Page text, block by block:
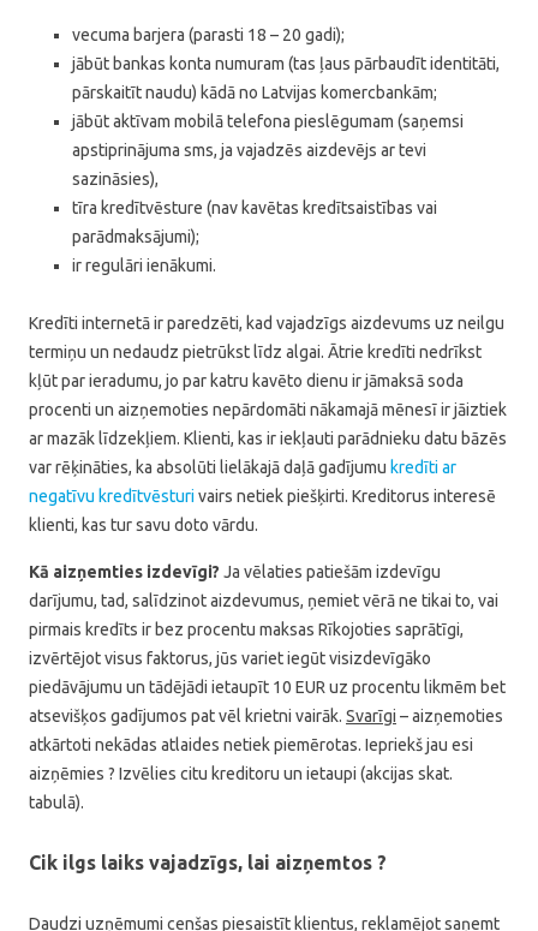
vecuma barjera (parasti 18 – 20 gadi);
jābūt bankas konta numuram (tas ļaus pārbaudīt identitāti,
pārskaitīt naudu) kādā no Latvijas komercbankām;
jābūt aktīvam mobilā telefona pieslēgumam (saņemsi
apstiprinājuma sms, ja vajadzēs aizdevējs ar tevi
sazināsies),
tīra kredītvēsture (nav kavētas kredītsaistības vai
parādmaksājumi);
ir regulāri ienākumi.
Kredīti internetā ir paredzēti, kad vajadzīgs aizdevums uz neilgu
termiņu un nedaudz pietrūkst līdz algai. Ātrie kredīti nedrīkst
kļūt par ieradumu, jo par katru kavēto dienu ir jāmaksā soda
procenti un aizņemoties nepārdomāti nākamajā mēnesī ir jāiztiek
ar mazāk līdzekļiem. Klienti, kas ir iekļauti parādnieku datu bāzēs
var rēķināties, ka absolūti lielākajā daļā gadījumu kredīti ar
negatīvu kredītvēsturivairs netiek piešķirti. Kreditorus interesē
klienti, kas tur savu doto vārdu.
Kā aizņemties izdevīgi? Ja vēlaties patiešām izdevīgu
darījumu, tad, salīdzinot aizdevumus, ņemiet vērā ne tikai to, vai
pirmais kredīts ir bez procentu maksas Rīkojoties saprātīgi,
izvērtējot visus faktorus, jūs variet iegūt visizdevīgāko
piedāvājumu un tādējādi ietaupīt 10 EUR uz procentu likmēm bet
atsevišķos gadījumos pat vēl krietni vairāk. Svarīgi – aizņemoties
atkārtoti nekādas atlaides netiek piemērotas. Iepriekš jau esi
aizņēmies ? Izvēlies citu kreditoru un ietaupi (akcijas skat.
tabulā).
Cik ilgs laiks vajadzīgs, lai aizņemtos ?
Daudzi uzņēmumi cenšas piesaistīt klientus, reklamējot saņemt